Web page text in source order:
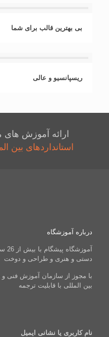
بی بهترین قالب برای شما
ریسپانسیو و عالی
ارائه آموزش های
استانداردهای بین
درباره آموزشگاه
دستی و هنری و طراحی و دوخت
با مجوز از سازمان آموزش فنی و
بین المللی با قابلیت ترجمه
نام کاربری یا نشانی ایمیل